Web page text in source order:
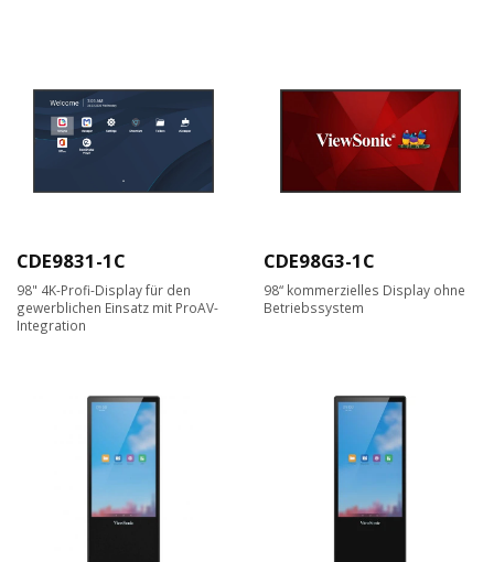
CDE9831-1C
98" 4K-Profi-Display für den
gewerblichen Einsatz mit ProAV-
Integration
CDE98G3-1C
98“ kommerzielles Display ohne
Betriebssystem